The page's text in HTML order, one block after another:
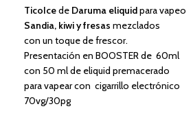
TicoIcede Daruma eliquidpara vapeo
Sandia, kiwi y fresas mezclados
con un toque de frescor.
Presentación en BOOSTER de 60ml
con 50 ml de eliquid premacerado
para vapear con cigarrillo electrónico
70vg/30pg